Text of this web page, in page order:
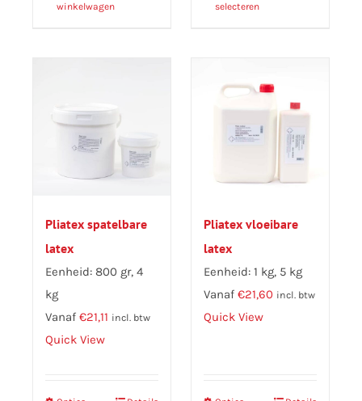
winkelwagen
selecterenproduct
variaties.
optie
gekozen
op
Pliatex spatelbare
latex
Eenheid: 800 gr, 4
kg
Vanaf €21,11 incl. btw
Quick View
Pliatex vloeibare
latex
Eenheid: 1 kg, 5 kg
Vanaf€21,60 incl. btw
Quick View